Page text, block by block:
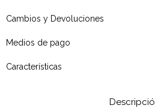
Cambios y Devoluciones
Medios de pago
Características